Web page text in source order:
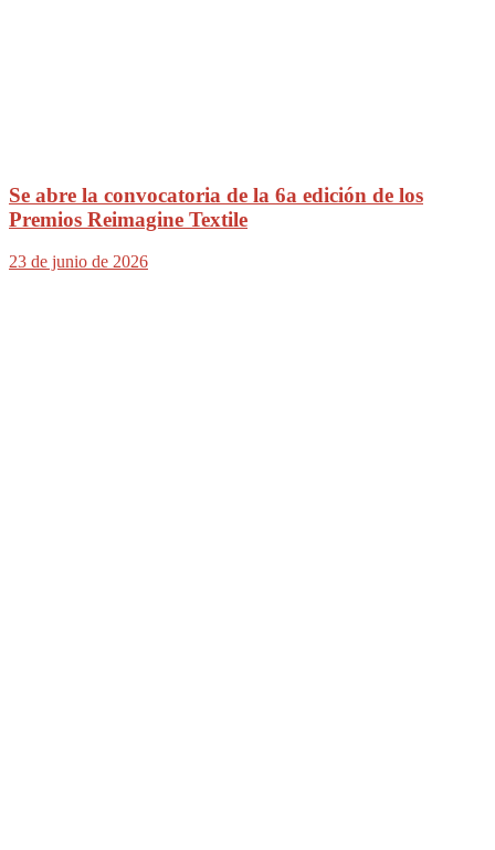
Se abre la convocatoria de la 6a edición de los
Premios Reimagine Textile
23 de junio de 2026